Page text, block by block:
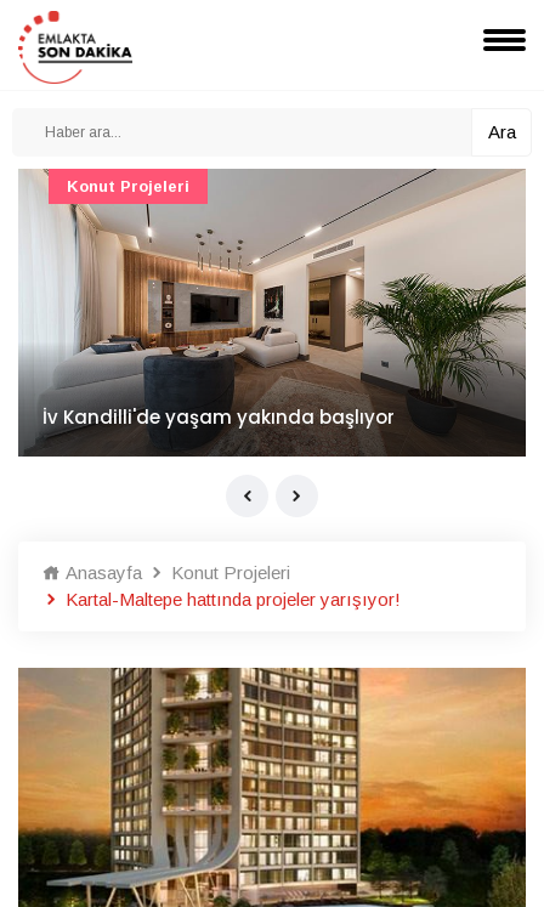
Ara
İv Kandilli'de yaşam yakında başlıyor
Konut Projeleri
Anasayfa
Konut Projeleri
Kartal-Maltepe hattında projeler yarışıyor!